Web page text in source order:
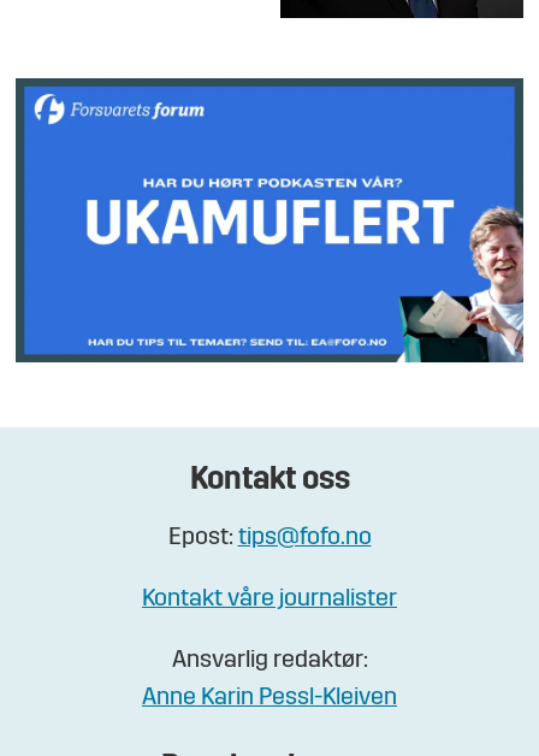
Kontakt oss
Epost: tips@fofo.no
Kontakt våre journalister
Ansvarlig redaktør:
Anne Karin Pessl-Kleiven